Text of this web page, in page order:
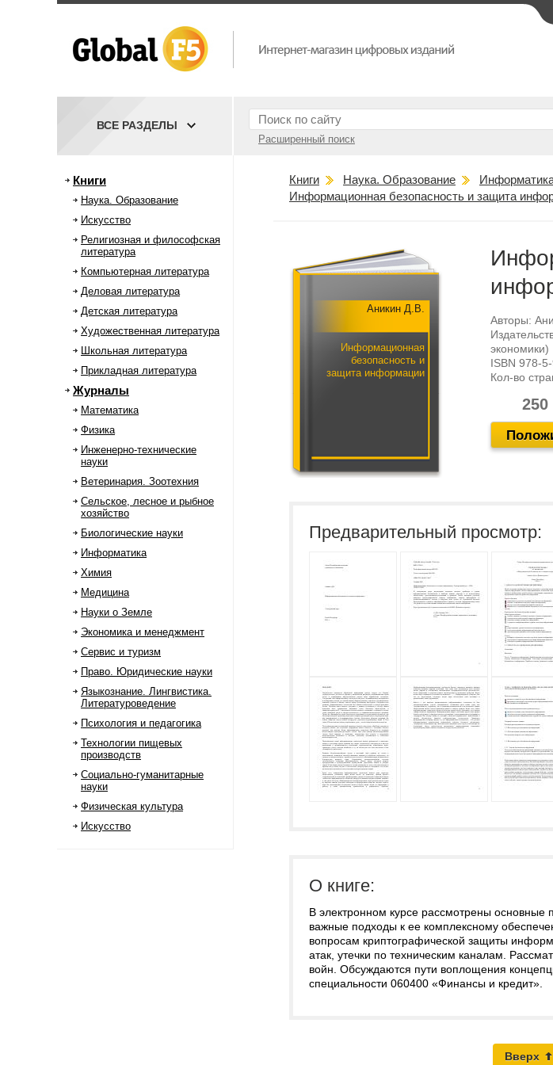
Расширенный поиск
ВСЕ РАЗДЕЛЫ
Книги
Наука. Образование
Искусство
Религиозная и философская
литература
Компьютерная литература
Деловая литература
Детская литература
Художественная литература
Школьная литература
Прикладная литература
Журналы
Математика
Физика
Инженерно-технические
науки
Ветеринария. Зоотехния
Сельское, лесное и рыбное
хозяйство
Биологические науки
Информатика
Химия
Медицина
Науки о Земле
Экономика и менеджмент
Сервис и туризм
Право. Юридические науки
Языкознание. Лингвистика.
Литературоведение
Психология и педагогика
Технологии пищевых
производств
Социально-гуманитарные
науки
Физическая культура
Искусство
Книги Наука. Образование
Информационная безопасность и защита
Аникин Д.В.
Информационная
безопасность и
защита информации
Авторы:
экономики)
ISBN 978-
Кол-во
250
Предварительный просмотр:
О книге:
В электронном курсе рассмотрены
важные подходы к ее комплексному
вопросам криптографической защиты
атак, утечки по техническим каналам.
войн. Обсуждаются пути воплощения
специальности 060400 «Финансы и кредит».
Вверх